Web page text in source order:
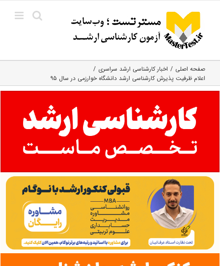
content
صفحه اصلی
اخبار کارشناسی ارشد سراسری
اعلام ظرفیت پذیرش کارشناسی ارشد دانشگاه خوارزمی در سال ۹۵